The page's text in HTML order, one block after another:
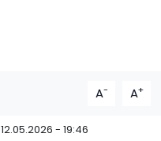
A- A+
12.05.2026 - 19:46